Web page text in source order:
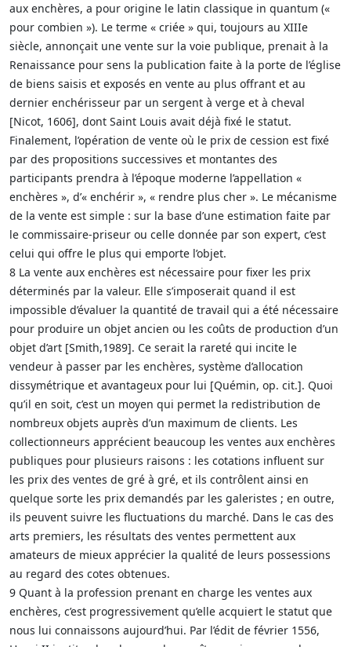
aux enchères, a pour origine le latin classique in quantum («
pour combien »). Le terme « criée » qui, toujours au XIIIe
siècle, annonçait une vente sur la voie publique, prenait à la
Renaissance pour sens la publication faite à la porte de l’église
de biens saisis et exposés en vente au plus offrant et au
dernier enchérisseur par un sergent à verge et à cheval
[Nicot, 1606], dont Saint Louis avait déjà fixé le statut.
Finalement, l’opération de vente où le prix de cession est fixé
par des propositions successives et montantes des
participants prendra à l’époque moderne l’appellation «
enchères », d’« enchérir », « rendre plus cher ». Le mécanisme
de la vente est simple : sur la base d’une estimation faite par
le commissaire-priseur ou celle donnée par son expert, c’est
celui qui offre le plus qui emporte l’objet.
8 La vente aux enchères est nécessaire pour fixer les prix
déterminés par la valeur. Elle s’imposerait quand il est
impossible d’évaluer la quantité de travail qui a été nécessaire
pour produire un objet ancien ou les coûts de production d’un
objet d’art [Smith,1989]. Ce serait la rareté qui incite le
vendeur à passer par les enchères, système d’allocation
dissymétrique et avantageux pour lui [Quémin, op. cit.]. Quoi
qu’il en soit, c’est un moyen qui permet la redistribution de
nombreux objets auprès d’un maximum de clients. Les
collectionneurs apprécient beaucoup les ventes aux enchères
publiques pour plusieurs raisons : les cotations influent sur
les prix des ventes de gré à gré, et ils contrôlent ainsi en
quelque sorte les prix demandés par les galeristes ; en outre,
ils peuvent suivre les fluctuations du marché. Dans le cas des
arts premiers, les résultats des ventes permettent aux
amateurs de mieux apprécier la qualité de leurs possessions
au regard des cotes obtenues.
9 Quant à la profession prenant en charge les ventes aux
enchères, c’est progressivement qu’elle acquiert le statut que
nous lui connaissons aujourd’hui. Par l’édit de février 1556,